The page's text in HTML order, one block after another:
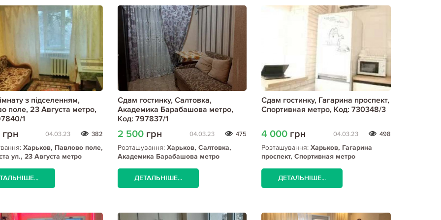
з підселенням,
поле, 23 Августа метро,
1
грн 04.03.23 382
Харьков, Павлово поле,
ул., 23 Августа метро
Сдам гостинку, Салтовка,
Академика Барабашова метро,
Код: 797837/1
2 500 грн 04.03.23 475
Розташування: Харьков, Салтовка,
Академика Барабашова метро
ДЕТАЛЬНІШЕ...
Сдам гостинку, Гагарина проспект,
Спортивная метро, Код: 730348/3
4 000 грн 04.03.23 498
Розташування:Харьков, Гагарина
проспект, Спортивная метро
ДЕТАЛЬНІШЕ...